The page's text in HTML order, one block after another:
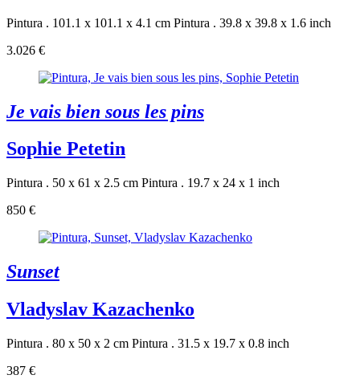
Pintura . 101.1 x 101.1 x 4.1 cm Pintura . 39.8 x 39.8 x 1.6 inch
3.026 €
Je vais bien sous les pins
Sophie Petetin
Pintura . 50 x 61 x 2.5 cm Pintura . 19.7 x 24 x 1 inch
850 €
Sunset
Vladyslav Kazachenko
Pintura . 80 x 50 x 2 cm Pintura . 31.5 x 19.7 x 0.8 inch
387 €